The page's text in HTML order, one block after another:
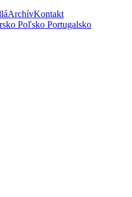
ArchívKontakt
Poľsko Portugalsko